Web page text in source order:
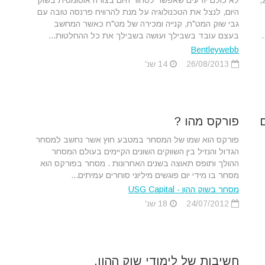
היום, לנצל את הטכנולוגיה על מנת להרוויח פרנסה טובה עם
גבי שוק המט"ח, קנייה ומכירה של מט"ח כאשר המחשב
בעצם עובד בשבילך ועושה בשבילך את כל ההחלטות...
Bentleywebb
פורקס מהו ?
פורקס הוא שמו של המסחר במטבע חוץ אשר נחשב למסחר
הגדול והנזיל בין השווקים השונים הקיימים בעולם המסחר
ההולך ותופס תאוצה בשנים האחרונות . מסחר בפורקס הוא
מסחר בו מידי יום פוגשים מיליוני סוחרים עמיתים...
מסחר בשוק ההון - USG Capital
חשיבות של לימודי שוק ההון.